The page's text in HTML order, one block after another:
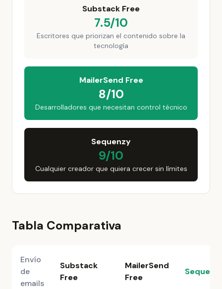
Substack Free
7.5/10
Escritores que priorizan el contenido sobre la
tecnología
MailerSend Free
8/10
Desarrolladores que necesitan control técnico
Sequenzy
9/10
Cualquier creador que quiera crecer sin límites
Tabla Comparativa
Envío
de
emails
Substack
Free
MailerSend
Free